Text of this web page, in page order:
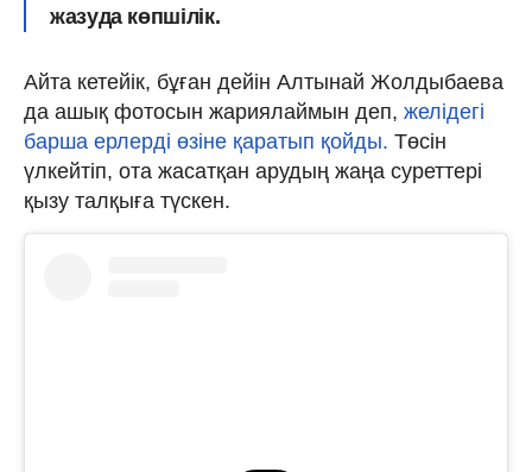
жазуда көпшілік.
Айта кетейік, бұған дейін Алтынай Жолдыбаева
да ашық фотосын жариялаймын деп, желідегі
барша ерлерді өзіне қаратып қойды. Төсін
үлкейтіп, ота жасатқан арудың жаңа суреттері
қызу талқыға түскен.